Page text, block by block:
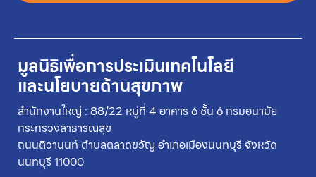
มูลนิธิเพื่อการประเมินเทคโนโลยี
และนโยบายด้านสุขภาพ
สำนักงานใหญ่ : 88/22 หมู่ที่ 4 อาคาร 6 ชั้น 6 กรมอนามัย
กระทรวงสาธารณสุข
ถนนติวานนท์ ตำบลตลาดขวัญ อำเภอเมืองนนทบุรี จังหวัด
นนทบุรี 11000